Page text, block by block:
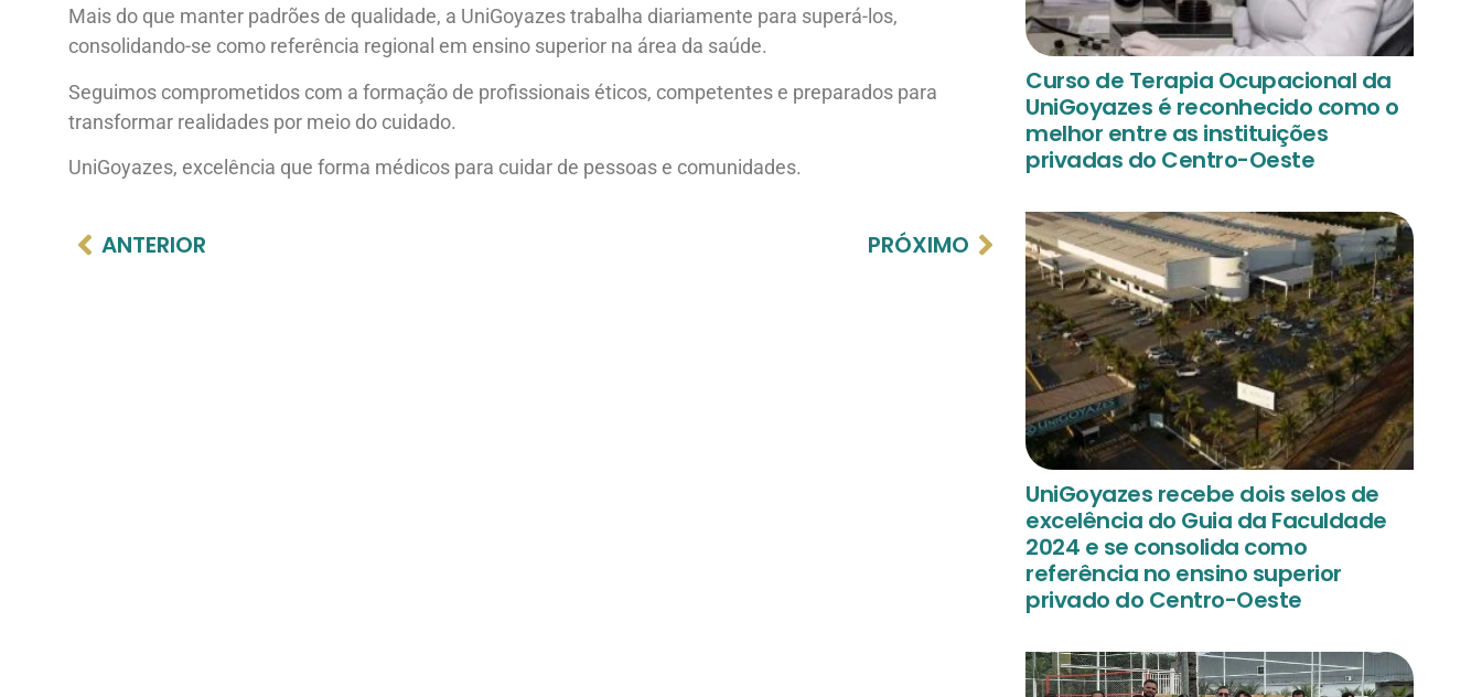
Mais do que manter padrões de qualidade, a UniGoyazes trabalha diariamente para superá-los,
consolidando-se como referência regional em ensino superior na área da saúde.
Seguimos comprometidos com a formação de profissionais éticos, competentes e preparados para
transformar realidades por meio do cuidado.
UniGoyazes, excelência que forma médicos para cuidar de pessoas e comunidades.
ANTERIOR PRÓXIMO
Curso de Terapia Ocupacional da
UniGoyazes é reconhecido como o
melhor entre as instituições
privadas do Centro-Oeste
UniGoyazes recebe dois selos de
excelência do Guia da Faculdade
2024 e se consolida como
referência no ensino superior
privado do Centro-Oeste